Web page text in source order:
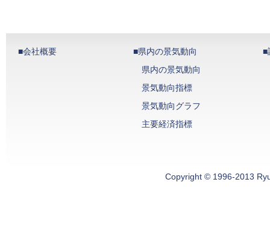
■会社概要
■県内の景気動向
県内の景気動向
景気動向指標
景気動向グラフ
主要経済指標
■
Copyright © 1996-2013